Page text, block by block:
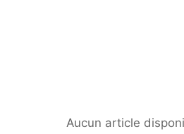
Aucun article